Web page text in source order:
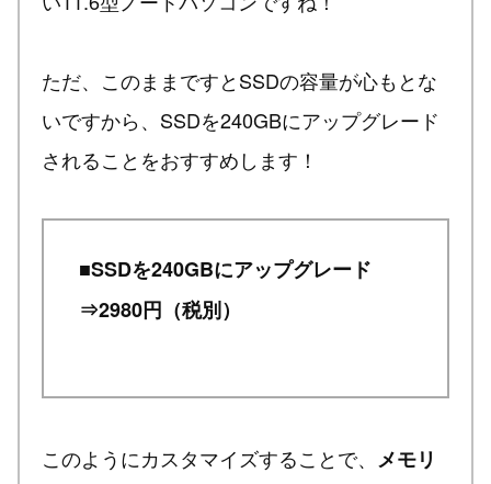
ただ、このままですとSSDの容量が心もとな
いですから、SSDを240GBにアップグレード
されることをおすすめします！
■SSDを240GBにアップグレード
⇒2980円（税別）
このようにカスタマイズすることで、 メモリ